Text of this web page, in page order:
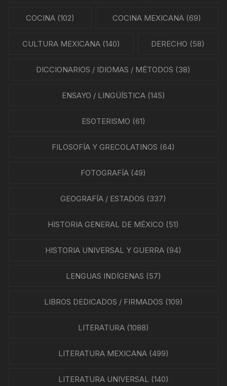
COCINA(102) COCINA MEXICANA (69)
CULTURA MEXICANA(140) DERECHO (58)
DICCIONARIOS / IDIOMAS / MÉTODOS (38)
ENSAYO / LINGÜÍSTICA(145)
ESOTERISMO (61)
FILOSOFÍA Y GRECOLATINOS (64)
FOTOGRAFÍA (49)
GEOGRAFÍA / ESTADOS (337)
HISTORIA GENERAL DE MÉXICO (51)
HISTORIA UNIVERSAL Y GUERRA (94)
LENGUAS INDÍGENAS (57)
LIBROS DEDICADOS / FIRMADOS (109)
LITERATURA(1088)
LITERATURA MEXICANA(499)
LITERATURA UNIVERSAL (140)